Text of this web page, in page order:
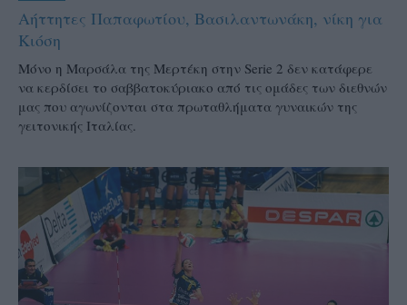
Αήττητες Παπαφωτίου, Βασιλαντωνάκη, νίκη για
Κιόση
Μόνο η Μαρσάλα της Μερτέκη στην Serie 2 δεν κατάφερε
να κερδίσει το σαββατοκύριακο από τις ομάδες των διεθνών
μας που αγωνίζονται στα πρωταθλήματα γυναικών της
γειτονικής Ιταλίας.